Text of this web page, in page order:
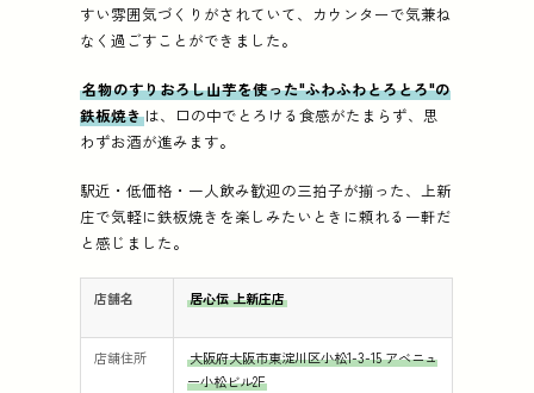
すい雰囲気づくりがされていて、カウンターで気兼ね
なく過ごすことができました。
名物のすりおろし山芋を使った"ふわふわとろとろ"の
鉄板焼きは、口の中でとろける食感がたまらず、思
わずお酒が進みます。
駅近・低価格・一人飲み歓迎の三拍子が揃った、上新
庄で気軽に鉄板焼きを楽しみたいときに頼れる一軒だ
と感じました。
店舗名 居心伝 上新庄店
店舗住所
大阪府大阪市東淀川区小松1-3-15 アベニュ
ー小松ビル2F